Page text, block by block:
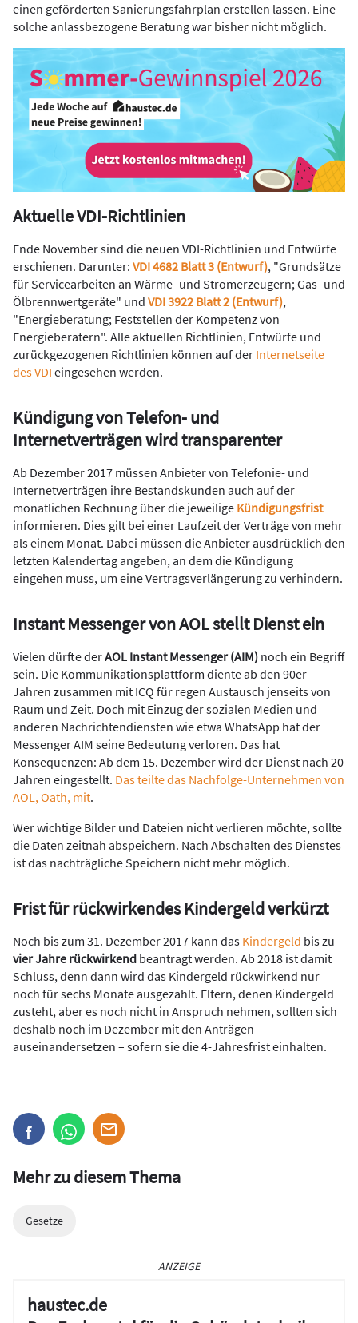
einen geförderten Sanierungsfahrplan erstellen lassen. Eine
solche anlassbezogene Beratung war bisher nicht möglich.
Aktuelle VDI-Richtlinien
Ende November sind die neuen VDI-Richtlinien und Entwürfe
erschienen. Darunter: VDI 4682 Blatt 3 (Entwurf), "Grundsätze
für Servicearbeiten an Wärme- und Stromerzeugern; Gas- und
Ölbrennwertgeräte" und VDI 3922 Blatt 2 (Entwurf),
"Energieberatung; Feststellen der Kompetenz von
Energieberatern". Alle aktuellen Richtlinien, Entwürfe und
zurückgezogenen Richtlinien können auf der Internetseite
des VDI eingesehen werden.
Kündigung von Telefon- und
Internetverträgen wird transparenter
Ab Dezember 2017 müssen Anbieter von Telefonie- und
Internetverträgen ihre Bestandskunden auch auf der
monatlichen Rechnung über die jeweilige Kündigungsfrist
informieren. Dies gilt bei einer Laufzeit der Verträge von mehr
als einem Monat. Dabei müssen die Anbieter ausdrücklich den
letzten Kalendertag angeben, an dem die Kündigung
eingehen muss, um eine Vertragsverlängerung zu verhindern.
Instant Messenger von AOL stellt Dienst ein
Vielen dürfte derAOL Instant Messenger (AIM) noch ein Begriff
sein. Die Kommunikationsplattform diente ab den 90er
Jahren zusammen mit ICQ für regen Austausch jenseits von
Raum und Zeit. Doch mit Einzug der sozialen Medien und
anderen Nachrichtendiensten wie etwa WhatsApp hat der
Messenger AIM seine Bedeutung verloren. Das hat
Konsequenzen: Ab dem 15. Dezember wird der Dienst nach 20
Jahren eingestellt. Das teilte das Nachfolge-Unternehmen von
AOL, Oath, mit.
Wer wichtige Bilder und Dateien nicht verlieren möchte, sollte
die Daten zeitnah abspeichern. Nach Abschalten des Dienstes
ist das nachträgliche Speichern nicht mehr möglich.
Frist für rückwirkendes Kindergeld verkürzt
Noch bis zum 31. Dezember 2017 kann das Kindergeld bis zu
vier Jahre rückwirkend beantragt werden. Ab 2018 ist damit
Schluss, denn dann wird das Kindergeld rückwirkend nur
noch für sechs Monate ausgezahlt. Eltern, denen Kindergeld
zusteht, aber es noch nicht in Anspruch nehmen, sollten sich
deshalb noch im Dezember mit den Anträgen
auseinandersetzen – sofern sie die 4-Jahresfrist einhalten.
Mehr zu diesem Thema
Gesetze
ANZEIGE
haustec.de